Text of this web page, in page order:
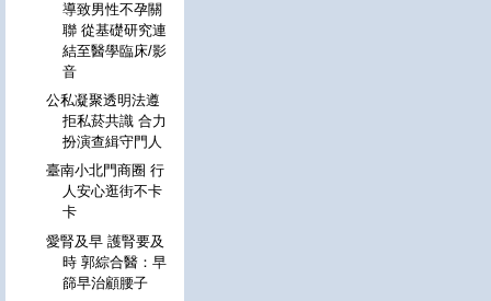
導致男性不孕關
聯 從基礎研究連
結至醫學臨床/影
音
公私凝聚透明法遵
拒私菸共識 合力
扮演查緝守門人
臺南小北門商圈 行
人安心逛街不卡
卡
愛腎及早 護腎要及
時 郭綜合醫：早
篩早治顧腰子